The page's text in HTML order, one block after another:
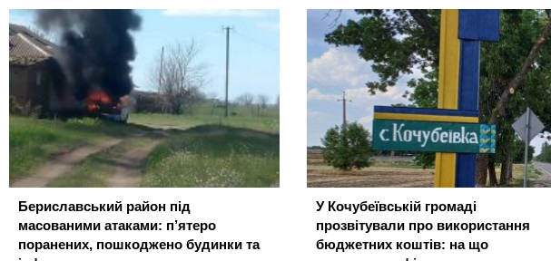
Бериславський район під
масованими атаками: п’ятеро
поранених, пошкоджено будинки та
У Кочубеївській громаді
прозвітували про використання
бюджетних коштів: на що